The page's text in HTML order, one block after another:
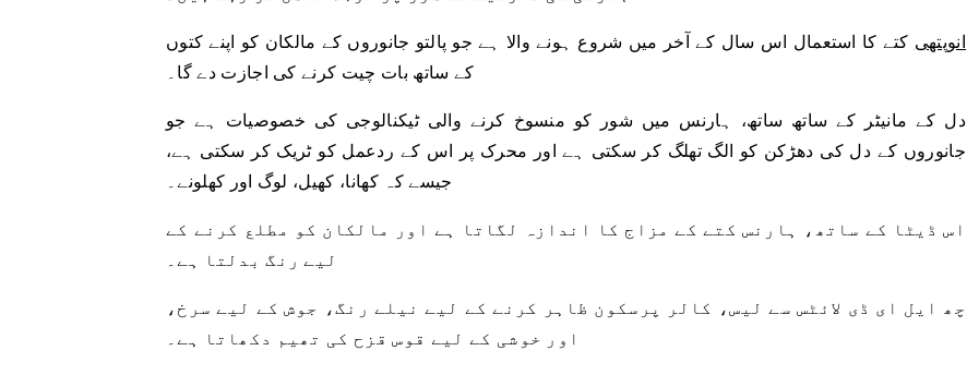
انوپتھی کتے کا استعمال اس سال کے آخر میں شروع ہونے والا ہے جو پالتو جانوروں کے مالکان کو اپنے کتوں
کے ساتھ بات چیت کرنے کی اجازت دے گا۔
دل کے مانیٹر کے ساتھ ساتھ، ہارنس میں شور کو منسوخ کرنے والی ٹیکنالوجی کی خصوصیات ہے جو
جانوروں کے دل کی دھڑکن کو الگ تھلگ کر سکتی ہے اور محرک پر اس کے ردعمل کو ٹریک کر سکتی ہے،
جیسے کہ کھانا، کھیل، لوگ اور کھلونے۔
اس ڈیٹا کے ساتھ، ہارنس کتے کے مزاج کا اندازہ لگاتا ہے اور مالکان کو مطلع کرنے کے
لیے رنگ بدلتا ہے۔
چھ ایل ای ڈی لائٹس سے لیس، کالر پرسکون ظاہر کرنے کے لیے نیلے رنگ، جوش کے لیے سرخ،
اور خوشی کے لیے قوس قزح کی تھیم دکھاتا ہے۔